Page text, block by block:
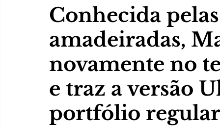
Conhecida
amadeiradas,
novamente no
e traz a versão
portfólio regular